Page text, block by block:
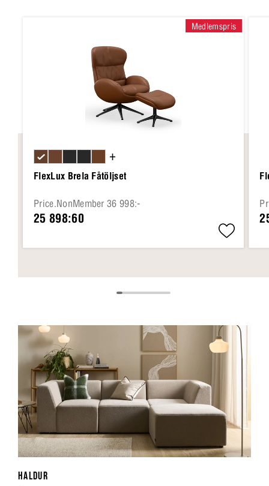
Medlemspris
FlexLux Brela Fåtöljset
Price.NonMember 36 998:-
25 898:60
+
HALDUR